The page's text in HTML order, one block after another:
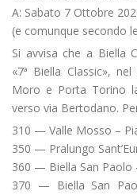
A: Sabato 7 Ottobre
(e comunque secondo
Si avvisa che a Biella
«7ª Biella Classic»,
Moro e Porta Torino
verso via Bertodano.
310 — Valle Mosso –
350 — Pralungo
360 — Biella San Paolo
370 — Biella San